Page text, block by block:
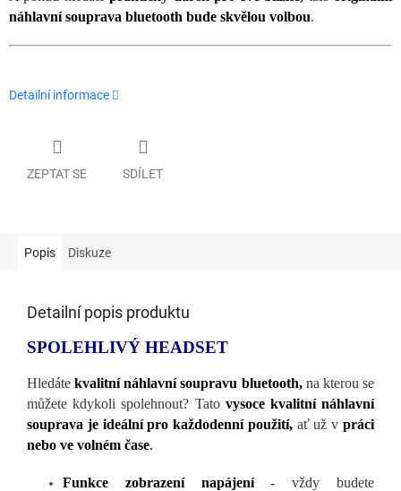
náhlavní souprava bluetooth bude skvělou volbou.
Detailní informace
ZEPTAT SE SDÍLET
Popis Diskuze
Detailní popis produktu
SPOLEHLIVÝ HEADSET
Hledátekvalitní náhlavní soupravu bluetooth, na kterou se
můžete kdykoli spolehnout? Tato vysoce kvalitní náhlavní
souprava je ideální pro každodenní použití, ať už vpráci
nebo ve volném čase.
Funkce zobrazení napájení- vždy budete